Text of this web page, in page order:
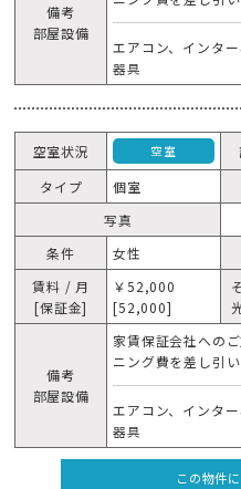
備考
部屋設備
エアコン、インタ
器具
空室状況 空室
タイプ
個室
写真
条件
女性
賃料 / 月
[保証金]
￥52,000
[52,000]
備考
部屋設備
家賃保証会社への
ニング費を差し引
エアコン、インタ
器具
この物件